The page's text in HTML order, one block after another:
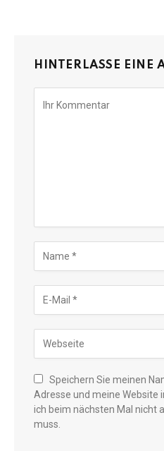
HINTERLASSE EINE
Speichern Sie meinen
Adresse und meine Website
ich beim nächsten Mal nicht
muss.